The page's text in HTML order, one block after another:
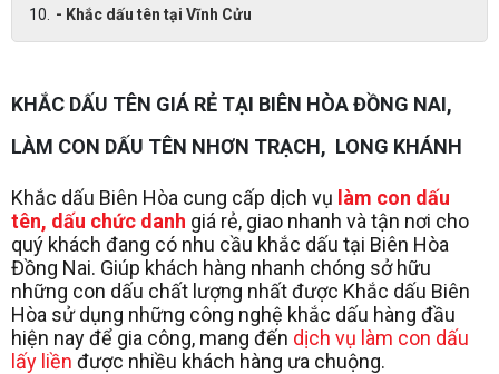
- Khắc dấu tên tại Vĩnh Cửu
KHẮC DẤU TÊN GIÁ RẺ TẠI BIÊN HÒA ĐỒNG NAI,
LÀM CON DẤU TÊN NHƠN TRẠCH, LONG KHÁNH
Khắc dấu Biên Hòa cung cấp dịch vụ làm con dấu
tên, dấu chức danh giá rẻ, giao nhanh và tận nơi cho
quý khách đang có nhu cầu khắc dấu tại Biên Hòa
Đồng Nai. Giúp khách hàng nhanh chóng sở hữu
những con dấu chất lượng nhất được Khắc dấu Biên
Hòa sử dụng những công nghệ khắc dấu hàng đầu
hiện nay để gia công, mang đến dịch vụ làm con dấu
lấy liền được nhiều khách hàng ưa chuộng.